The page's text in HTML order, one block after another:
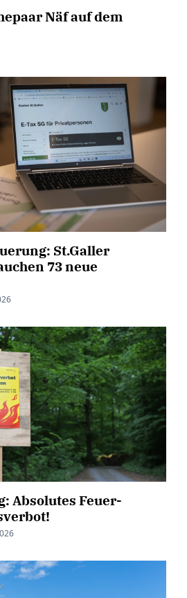
Näf auf dem
St.Galler
73 neue
Absolutes Feuer-